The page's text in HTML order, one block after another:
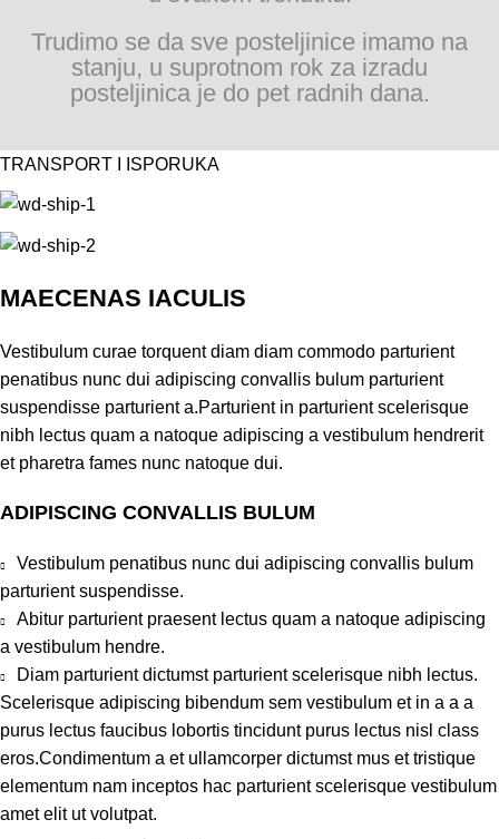
Trudimo se da sve posteljinice imamo na
stanju, u suprotnom rok za izradu
posteljinica je do pet radnih dana.
TRANSPORT I ISPORUKA
MAECENAS IACULIS
Vestibulum curae torquent diam diam commodo parturient
penatibus nunc dui adipiscing convallis bulum parturient
suspendisse parturient a.Parturient in parturient scelerisque
nibh lectus quam a natoque adipiscing a vestibulum hendrerit
et pharetra fames nunc natoque dui.
ADIPISCING CONVALLIS BULUM
Vestibulum penatibus nunc dui adipiscing convallis bulum
parturient suspendisse.
Abitur parturient praesent lectus quam a natoque adipiscing
a vestibulum hendre.
Diam parturient dictumst parturient scelerisque nibh lectus.
Scelerisque adipiscing bibendum sem vestibulum et in a a a
purus lectus faucibus lobortis tincidunt purus lectus nisl class
eros.Condimentum a et ullamcorper dictumst mus et tristique
elementum nam inceptos hac parturient scelerisque vestibulum
amet elit ut volutpat.